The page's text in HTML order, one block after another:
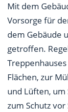
Mit dem
Vorsorge für
dem Gebäude
getroffen.
Flächen, zur
und Lüften,
zum Schutz